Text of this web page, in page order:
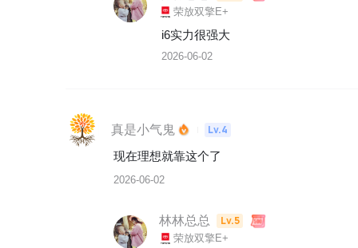
荣放双擎E+
i6实力很强大
2026-06-02
真是小气鬼
Lv.4
现在理想就靠这个了
2026-06-02
林林总总 Lv.5
荣放双擎E+